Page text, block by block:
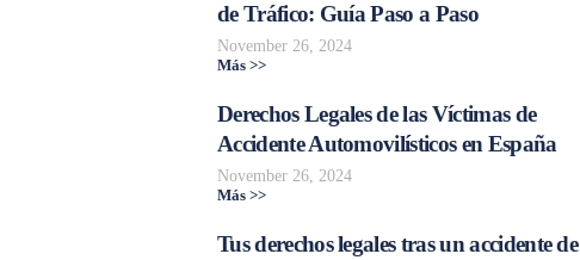
de Tráfico: Guía Paso a Paso
November 26, 2024
Más >>
Derechos Legales de las Víctimas de
Accidente Automovilísticos en España
November 26, 2024
Más >>
Tus derechos legales tras un accidente de